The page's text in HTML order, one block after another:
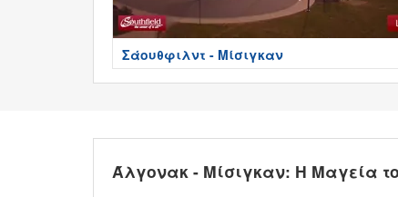
Σάουθφιλντ - Μίσιγκαν
Άλγoνακ - Μίσιγκαν: Η Μαγεία